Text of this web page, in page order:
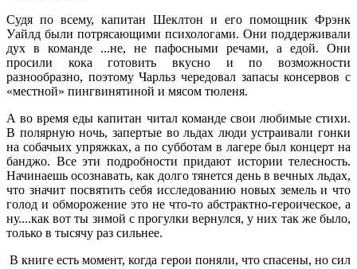
Судя по всему, капитан Шеклтон и его помощник Фрэнк
Уайлд были потрясающими психологами. Они поддерживали
дух в команде ...не, не пафосными речами, а едой. Они
просили кока готовить вкусно и по возможности
разнообразно, поэтому Чарльз чередовал запасы консервов с
«местной» пингвинятиной и мясом тюленя.
А во время еды капитан читал команде свои любимые стихи.
В полярную ночь, запертые во льдах люди устраивали гонки
на собачьих упряжках, а по субботам в лагере был концерт на
банджо. Все эти подробности придают истории телесность.
Начинаешь осознавать, как долго тянется день в вечных льдах,
что значит посвятить себя исследованию новых земель и что
голод и обморожение это не что-то абстрактно-героическое, а
ну....как вот ты зимой с прогулки вернулся, у них так же было,
только в тысячу раз сильнее.
В книге есть момент, когда герои поняли, что спасены, но сил